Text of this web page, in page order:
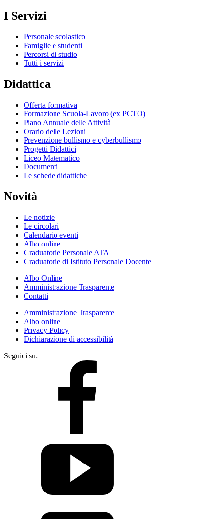
I Servizi
Personale scolastico
Famiglie e studenti
Percorsi di studio
Tutti i servizi
Didattica
Offerta formativa
Formazione Scuola-Lavoro (ex PCTO)
Piano Annuale delle Attività
Orario delle Lezioni
Prevenzione bullismo e cyberbullismo
Progetti Didattici
Liceo Matematico
Documenti
Le schede didattiche
Novità
Le notizie
Le circolari
Calendario eventi
Albo online
Graduatorie Personale ATA
Graduatorie di Istituto Personale Docente
Albo Online
Amministrazione Trasparente
Contatti
Amministrazione Trasparente
Albo online
Privacy Policy
Dichiarazione di accessibilità
Seguici su: